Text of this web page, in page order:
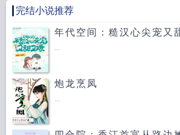
完结小说推荐
年代空间：糙汉心尖宠又
...
炮龙烹凤
...